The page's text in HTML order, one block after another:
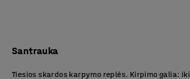
Santrauka
Tiesios skardos karpymo replės. Kirpimo galia: iki